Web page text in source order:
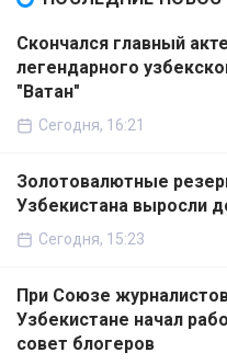
Скончался главный
легендарного
"Ватан"
Сегодня, 16:21
Золотовалютные
Узбекистана выросли
Сегодня, 15:23
При Союзе
Узбекистане начал
совет блогеров